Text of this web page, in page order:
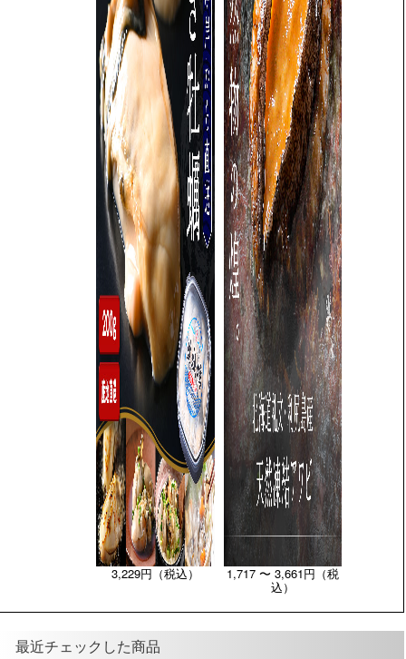
3,229円（税込） 1,717 〜 3,661円（税
込）
最近チェックした商品